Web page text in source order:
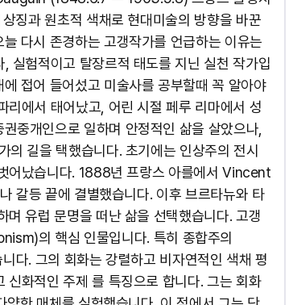
징과 원초적 색채로 현대미술의 방향을 바꾼
다시 존경하는 고갱작가를 언급하는 이유는
실험적이고 탈장르적 태도를 지닌 실천 작가입
접어 들어섰고 미술사를 공부할때 꼭 알아야
리에서 태어났고, 어린 시절 페루 리마에서 성
중개인으로 일하며 안정적인 삶을 살았으나,
길을 택했습니다. 초기에는 인상주의 전시
어났습니다. 1888년 프랑스 아를에서 Vincent
갈등 끝에 결별했습니다. 이후 브르타뉴와 타
며 유럽 문명을 떠난 삶을 선택했습니다. 고갱
의 핵심 인물입니다. 특히 종합주의
다. 그의 회화는 강렬하고 비자연적인 색채 평
신화적인 주제 를 특징으로 합니다. 그는 회화